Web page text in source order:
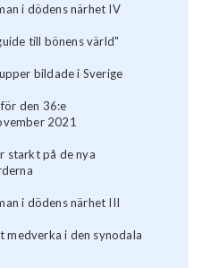
i dödens närhet IV
till bönens värld"
bildade i Sverige
den 36:e
2021
starkt på de nya
i dödens närhet III
medverka i den synodala